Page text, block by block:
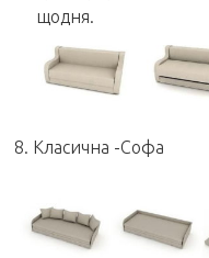
щодня.
8. Класична -Софа